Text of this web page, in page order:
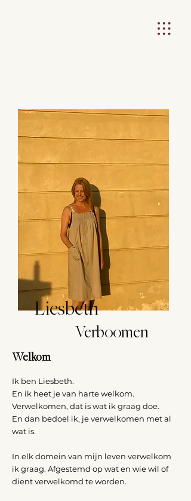
Verboomen
Liesbeth
Welkom
Ik ben Liesbeth.
En ik heet je van harte welkom.
Verwelkomen, dat is wat ik graag doe.
En dan bedoel ik, je verwelkomen met al
wat is.
In elk domein van mijn leven verwelkom
ik graag. Afgestemd op wat en wie wil of
dient verwelkomd te worden.